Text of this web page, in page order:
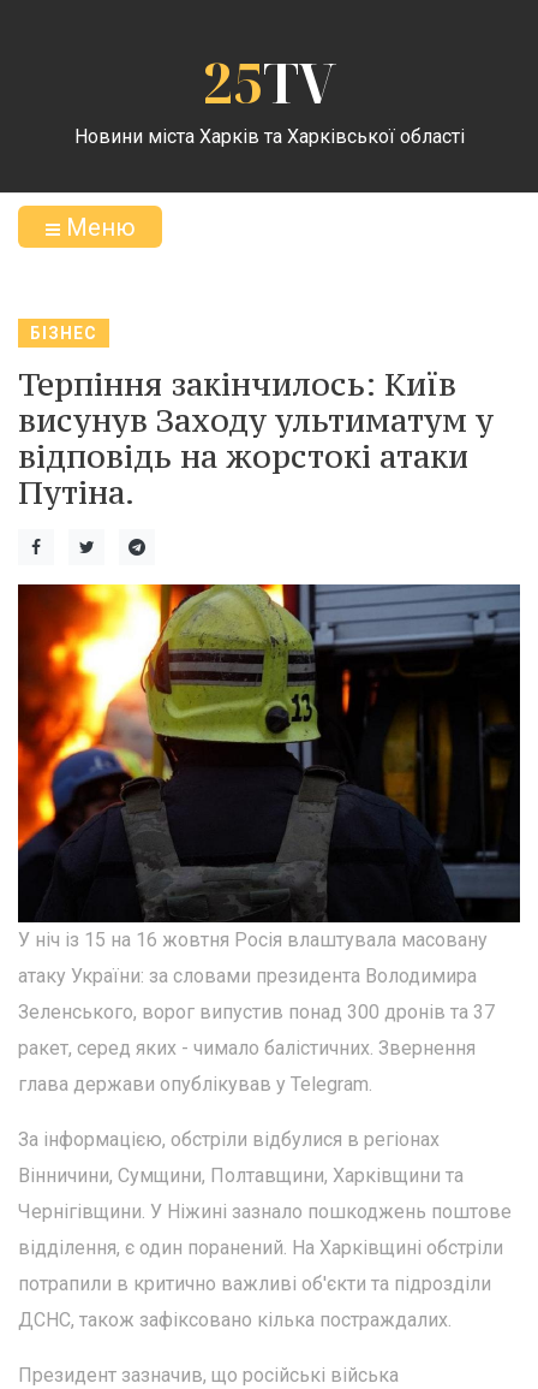
25TV
Новини міста Харків та Харківської області
Меню
БІЗНЕС
Терпіння закінчилось: Київ
висунув Заходу ультиматум у
відповідь на жорстокі атаки
Путіна.
У ніч із 15 на 16 жовтня Росія влаштувала масовану
атаку України: за словами президента Володимира
Зеленського, ворог випустив понад 300 дронів та 37
ракет, серед яких - чимало балістичних. Звернення
глава держави опублікував у Telegram.
За інформацією, обстріли відбулися в регіонах
Вінничини, Сумщини, Полтавщини, Харківщини та
Чернігівщини. У Ніжині зазнало пошкоджень поштове
відділення, є один поранений. На Харківщині обстріли
потрапили в критично важливі об'єкти та підрозділи
ДСНС, також зафіксовано кілька постраждалих.
Президент зазначив, що російські війська